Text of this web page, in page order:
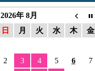
2026年 8月
日
月 火 水 木 金
2
3 4 5 6 7